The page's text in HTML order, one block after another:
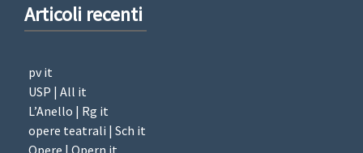
Articoli recenti
pv it
USP | All it
L’Anello | Rg it
opere teatrali | Sch it
Opere | Opern it